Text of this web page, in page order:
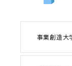
事業創造大